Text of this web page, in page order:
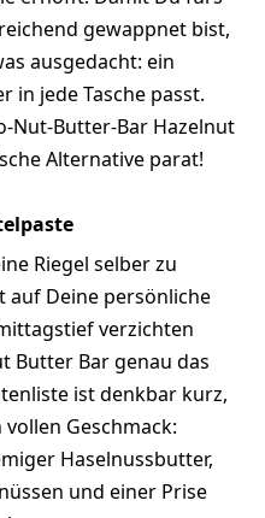
gewappnet bist,
ausgedacht: ein
in jede Tasche passt.
Nut-Butter-Bar Hazelnut
Alternative parat!
Riegel selber zu
auf Deine persönliche
verzichten
Butter Bar genau das
ist denkbar kurz,
Geschmack:
Haselnussbutter,
und einer Prise